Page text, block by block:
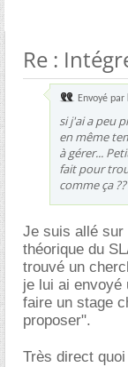
Re :
Envoyé par
si j'ai a peu
en même
à gérer...
fait pour
comme ça ??
Je suis allé sur
théorique du
trouvé un
je lui ai envoyé
faire un stage
proposer".
Très direct quoi